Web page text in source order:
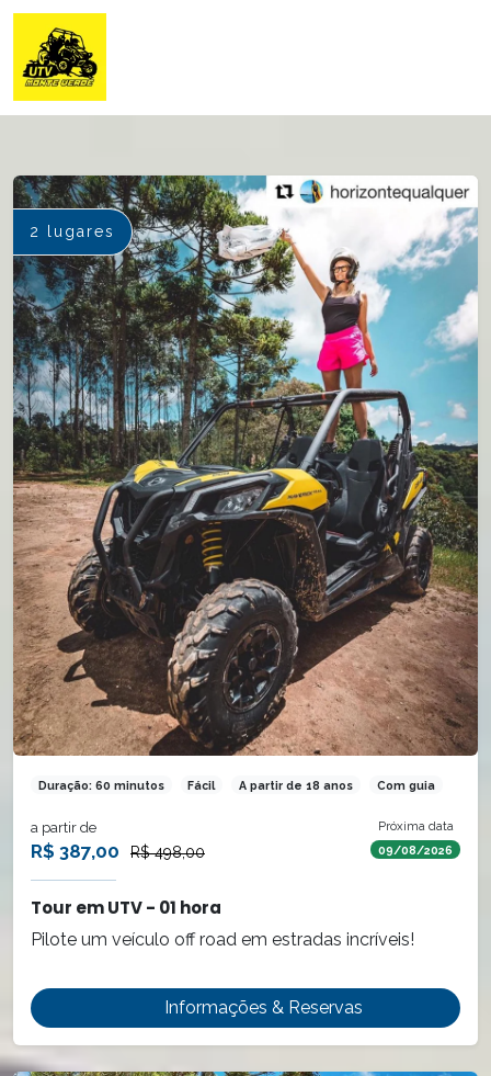
2 lugares
Duração: 60 minutos Fácil A partir de 18 anos Com guia
Próxima data
09/08/2026
a partir de
R$ 387,00 R$ 498,00
Tour em UTV - 01 hora
Pilote um veículo off road em estradas incríveis!
Informações & Reservas